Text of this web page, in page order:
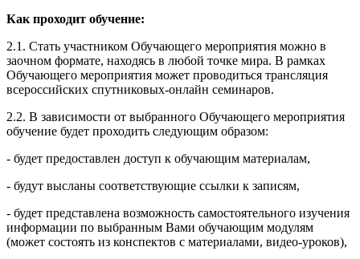
Как проходит обучение:
2.1. Стать участником Обучающего мероприятия можно в
заочном формате, находясь в любой точке мира. В рамках
Обучающего мероприятия может проводиться трансляция
всероссийских спутниковых-онлайн семинаров.
2.2. В зависимости от выбранного Обучающего мероприятия
обучение будет проходить следующим образом:
- будет предоставлен доступ к обучающим материалам,
- будут высланы соответствующие ссылки к записям,
- будет представлена возможность самостоятельного изучения
информации по выбранным Вами обучающим модулям
(может состоять из конспектов с материалами, видео-уроков),